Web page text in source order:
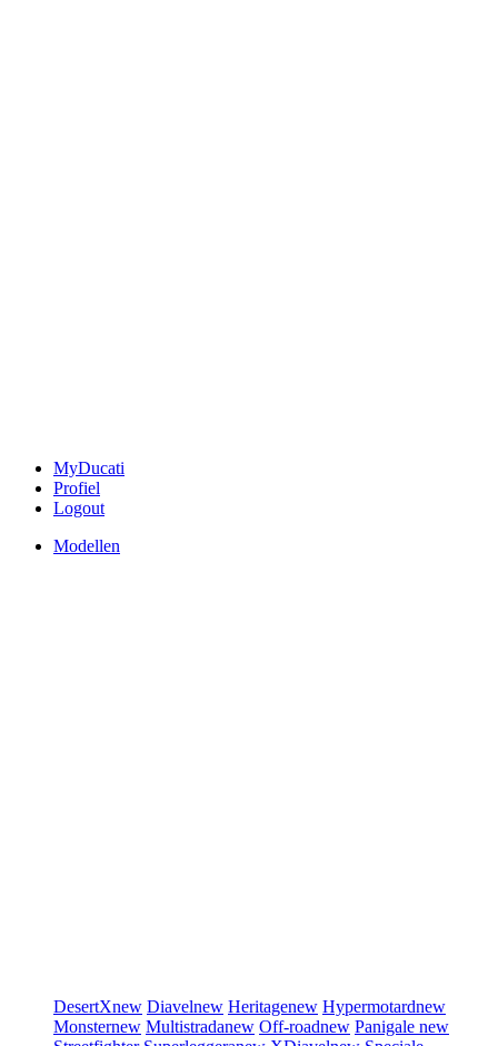
MyDucati
Profiel
Logout
Modellen
DesertXnew Diavelnew Heritagenew Hypermotardnew
Monsternew Multistradanew Off-roadnew Panigale new